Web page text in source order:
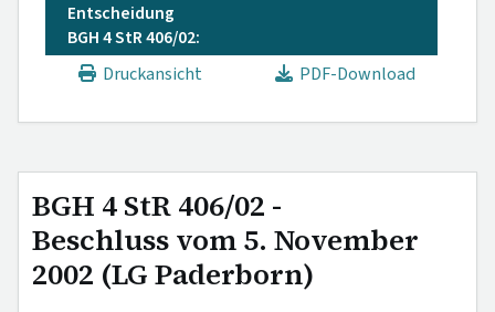
Entscheidung
BGH 4 StR 406/02:
Druckansicht
PDF-Download
BGH 4 StR 406/02 -
Beschluss vom 5. November
2002 (LG Paderborn)